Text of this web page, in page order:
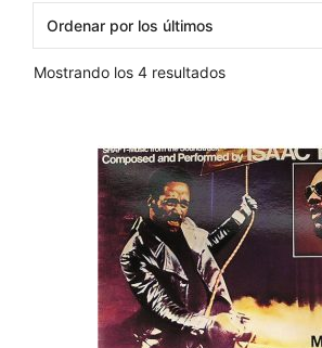
Mostrando los 4 resultadosOrdenado